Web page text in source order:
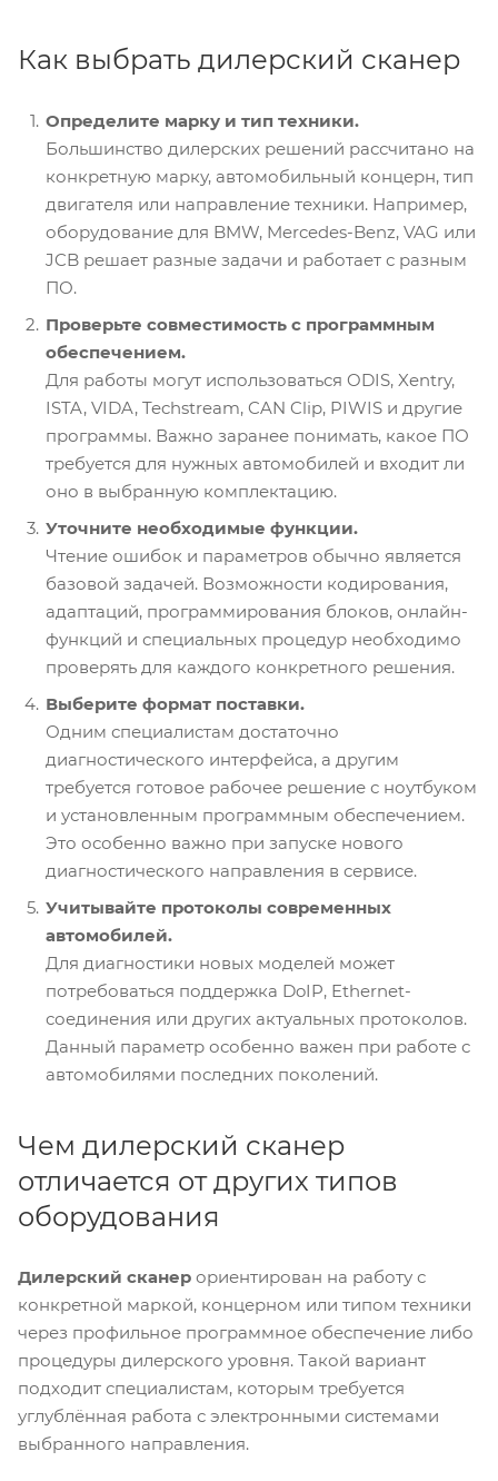
Как выбрать дилерский сканер
Определите марку и тип техники.
Большинство дилерских решений рассчитано на
конкретную марку, автомобильный концерн, тип
двигателя или направление техники. Например,
оборудование для BMW, Mercedes-Benz, VAG или
JCB решает разные задачи и работает с разным
ПО.
Проверьте совместимость с программным
обеспечением.
Для работы могут использоваться ODIS, Xentry,
ISTA, VIDA, Techstream, CAN Clip, PIWIS и другие
программы. Важно заранее понимать, какое ПО
требуется для нужных автомобилей и входит ли
оно в выбранную комплектацию.
Уточните необходимые функции.
Чтение ошибок и параметров обычно является
базовой задачей. Возможности кодирования,
адаптаций, программирования блоков, онлайн-
функций и специальных процедур необходимо
проверять для каждого конкретного решения.
Выберите формат поставки.
Одним специалистам достаточно
диагностического интерфейса, а другим
требуется готовое рабочее решение с ноутбуком
и установленным программным обеспечением.
Это особенно важно при запуске нового
диагностического направления в сервисе.
Учитывайте протоколы современных
автомобилей.
Для диагностики новых моделей может
потребоваться поддержка DoIP, Ethernet-
соединения или других актуальных протоколов.
Данный параметр особенно важен при работе с
автомобилями последних поколений.
Чем дилерский сканер
отличается от других типов
оборудования
Дилерский сканер ориентирован на работу с
конкретной маркой, концерном или типом техники
через профильное программное обеспечение либо
процедуры дилерского уровня. Такой вариант
подходит специалистам, которым требуется
углублённая работа с электронными системами
выбранного направления.